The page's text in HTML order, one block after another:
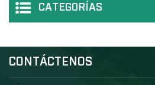
CATEGORÍAS
CONTÁCTENOS